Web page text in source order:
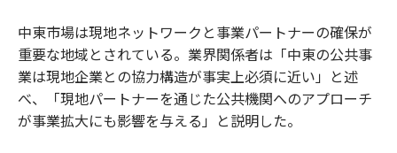
中東市場は現地ネットワークと事業パートナーの確保が
重要な地域とされている。業界関係者は「中東の公共事
業は現地企業との協力構造が事実上必須に近い」と述
べ、「現地パートナーを通じた公共機関へのアプローチ
が事業拡大にも影響を与える」と説明した。